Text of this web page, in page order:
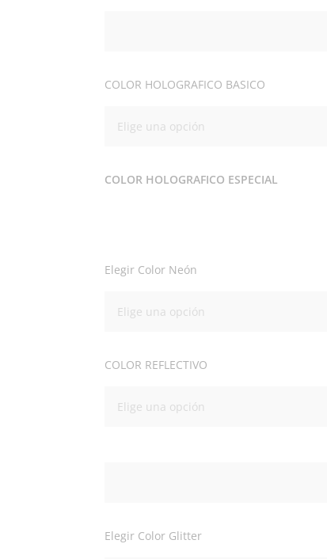
COLOR HOLOGRAFICO BASICO
COLOR HOLOGRAFICO ESPECIAL
Elegir Color Neón
COLOR REFLECTIVO
Elegir Color Glitter